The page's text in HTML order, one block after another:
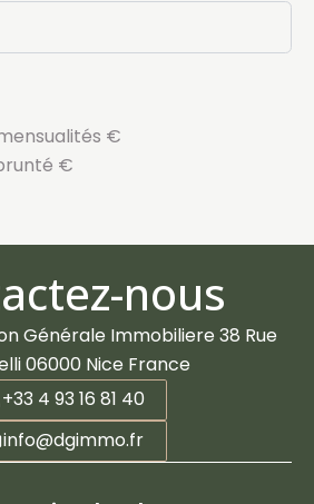
€
€
nous
Générale Immobiliere 38 Rue
06000 Nice France
+33 4 93 16 81 40
info@dgimmo.fr